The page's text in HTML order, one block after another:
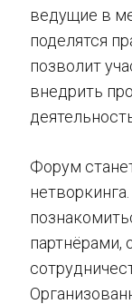
ведущие в
поделятся
позволит
внедрить
Форум
партнёрами,